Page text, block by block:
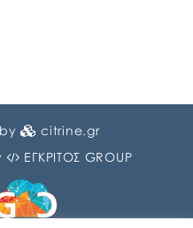
citrine.gr
ΕΓΚΡΙΤΟΣ GROUP